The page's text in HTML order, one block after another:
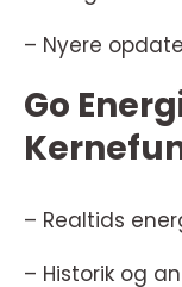
– Nyere
Go
– Realtids
– Historik og